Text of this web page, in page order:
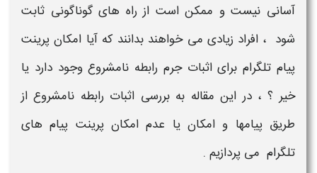
آسانی نیست و ممکن است از راه های گوناگونی ثابت
شود ، افراد زیادی می خواهند بدانند که آیا امکان پرینت
پیام تلگرام برای اثبات جرم رابطه نامشروعوجود دارد یا
خیر ؟ ، در این مقاله به بررسی اثبات رابطه نامشروع از
طریق پیامها و امکان یا عدم امکان پرینت پیام های
تلگرام می پردازیم .